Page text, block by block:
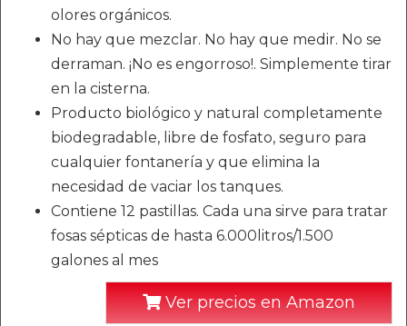
olores orgánicos.
No hay que mezclar. No hay que medir. No se
derraman. ¡No es engorroso!. Simplemente tirar
en la cisterna.
Producto biológico y natural completamente
biodegradable, libre de fosfato, seguro para
cualquier fontanería y que elimina la
necesidad de vaciar los tanques.
Contiene 12 pastillas. Cada una sirve para tratar
fosas sépticas de hasta 6.000litros/1.500
galones al mes
Ver precios en Amazon